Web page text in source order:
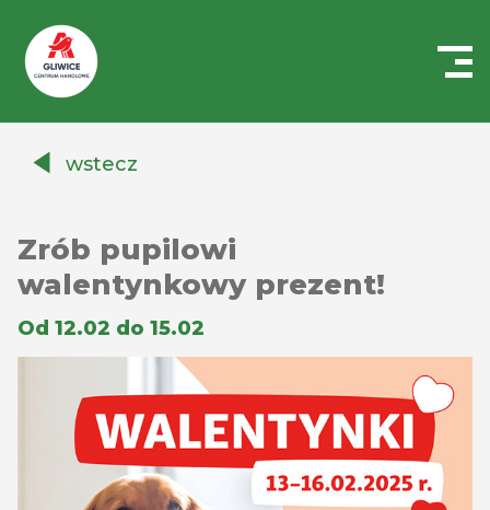
Auchanwstecz
Zrób pupilowi
walentynkowy prezent!
Od 12.02 do 15.02